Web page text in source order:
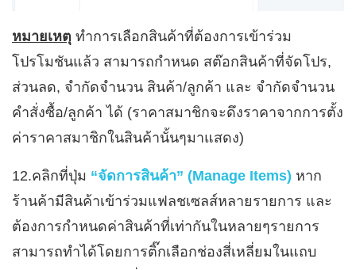
หมายเหตุ ทำการเลือกสินค้าที่ต้องการเข้าร่วม
โปรโมชันแล้ว สามารถกำหนด สต๊อกสินค้าที่จัดโปร,
ส่วนลด, จำกัดจำนวน สินค้า/ลูกค้า และ จำกัดจำนวน
คำสั่งซื้อ/ลูกค้า ได้ (ราคาสมาชิกจะดึงราคาจากการตั้ง
ค่าราคาสมาชิกในสินค้านั้นๆมาแสดง)
12.คลิกที่ปุ่ม “จัดการสินค้า” (Manage Items) หาก
ร้านค้ามีสินค้าเข้าร่วมแฟลชเซลส์หลายรายการ และ
ต้องการกำหนดค่าสินค้าที่เท่ากันในหลายๆรายการ
สามารถทำได้โดยการติ๊กเลือกช่องสี่เหลี่ยมในแถบ